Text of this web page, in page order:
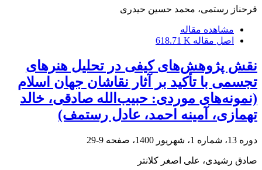
فرحناز رستمی، محمد حسین حیدری
مشاهده مقاله
اصل مقاله 618.71 K
نقش پژوهش‌های کیفی در تحلیل هنرهای
تجسمی با تأکید بر آثار نقاشان جهان اسلام
(نمونه‌های موردی: حبیب‌الله صادقی، خالد
تهمازی، آمینه احمد، عادل رستمف)
دوره 13، شماره 1، شهریور 1400، صفحه 9-29
صادق رشیدی، علی اصغر کلانتر